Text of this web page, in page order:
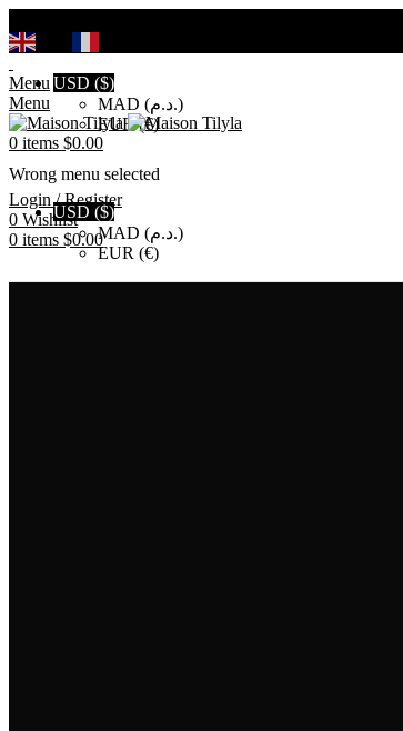
USD ($)
MAD (د.م.)
EUR (€)
Login / Register
0 Wishlist
0 items $0.00
Menu
Menu
0 items $0.00
Wrong menu selected
USD ($)
MAD (د.م.)
EUR (€)